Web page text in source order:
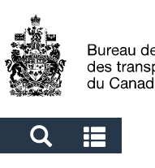
Sélection
de
la
langue
Search
and
and